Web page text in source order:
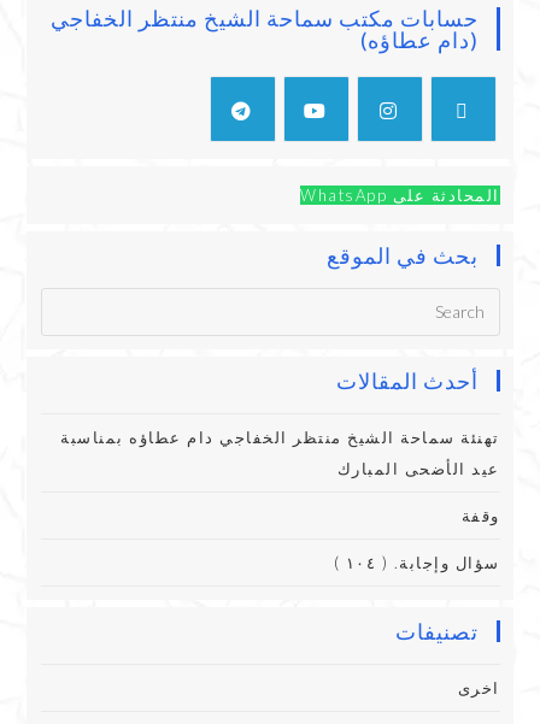
حسابات مكتب سماحة الشيخ منتظر الخفاجي
(دام عطاؤه)
المحادثة على WhatsApp
بحث في الموقع
أحدث المقالات
تهنئة سماحة الشيخ منتظر الخفاجي دام عطاؤه بمناسبة
عيد الأضحى المبارك
وقفة
سؤال وإجابة. ( ١٠٤ )
تصنيفات
اخرى